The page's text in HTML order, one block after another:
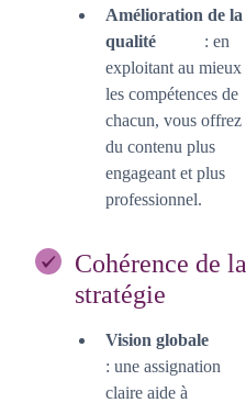
Amélioration de la
qualité
: en
exploitant au mieux
les compétences de
chacun, vous offrez
du contenu plus
engageant et plus
professionnel.
Cohérence de la
stratégie
Vision globale
: une assignation
claire aide à